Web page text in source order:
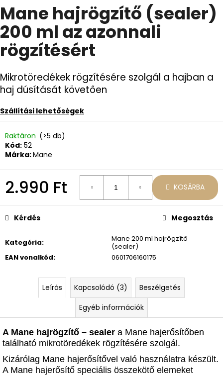
átlagos
értékelése
5-
ből
0,0
csillag.
Mane hajrögzítő (sealer)
200 ml az azonnali
rögzítésért
Mikrotöredékek rögzítésére szolgál a hajban a
haj dúsítását követően
Szállítási lehetőségek
Raktáron (>5 db)
Kód: 52
Márka:Mane
2.990 Ft KOSÁRBA
Kategória:
Mane 200 ml hajrögzítő
(sealer)
EAN vonalkód: 0601706160175
Kérdés Megosztás
Leírás Kapcsolódó (3)
Beszélgetés
Egyéb információk
A Mane hajrögzítő – sealer a Mane hajerősítőben
található mikrotöredékek rögzítésére szolgál.
Kizárólag Mane hajerősítővel való használatra készült.
A Mane hajerősítő speciális összekötő elemeket
A
j
á
l
j
u
k
AJÁNDÉKCSOMAG
A
DÚSABB
FRIZÚRÁÉRT
-
29.450